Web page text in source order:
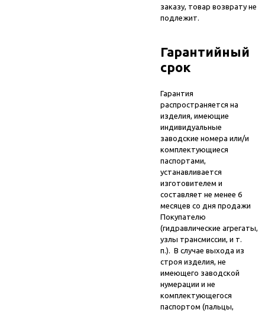
заказу, товар возврату не
подлежит.
Гарантийный
срок
Гарантия
распространяется на
изделия, имеющие
индивидуальные
заводские номера или/и
комплектующиеся
паспортами,
устанавливается
изготовителем и
составляет не менее 6
месяцев со дня продажи
Покупателю
(гидравлические агрегаты,
узлы трансмиссии, и т.
п.). В случае выхода из
строя изделия, не
имеющего заводской
нумерации и не
комплектующегося
паспортом (пальцы,